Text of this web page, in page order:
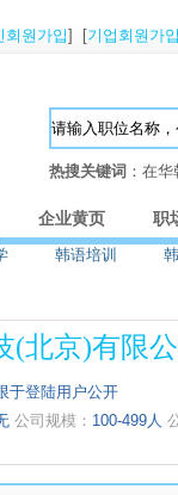
회원가입] [기업회원가
热搜关键词 ：在
企业黄页 职
韩语培训
(北京)有限
于登陆用户公开
公司规模： 100-499人